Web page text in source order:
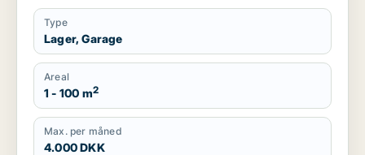
Type
Lager, Garage
Areal
1 - 100 m2
Max. per måned
4.000 DKK